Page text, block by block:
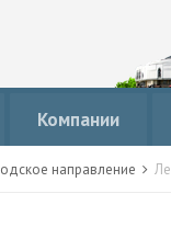
Компании
направление